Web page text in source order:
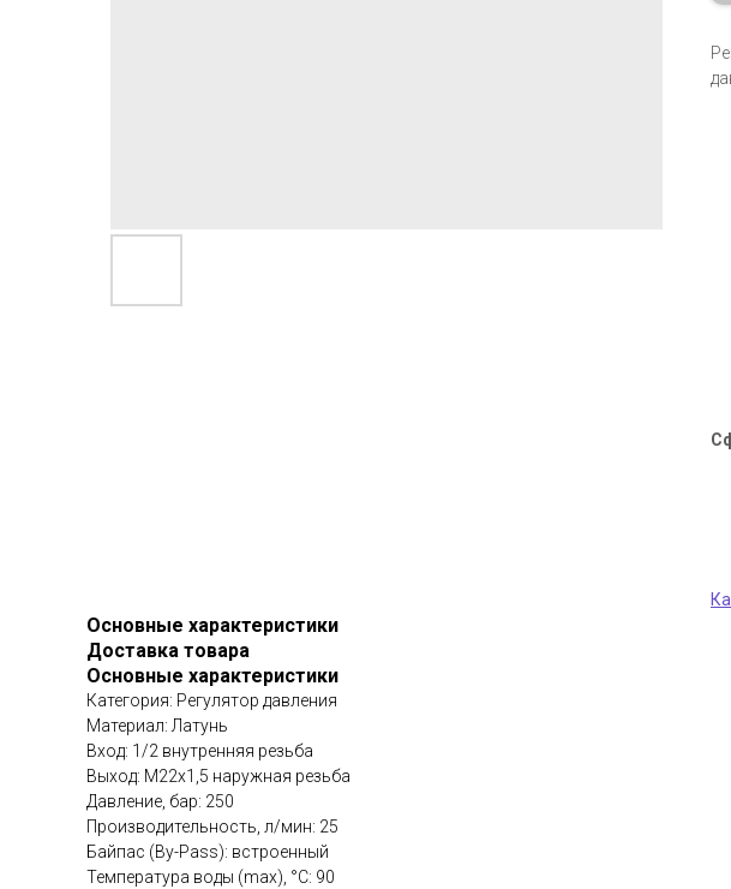
Основные характеристики
Доставка товара
Основные характеристики
Категория: Регулятор давления
Материал: Латунь
Вход: 1/2 внутренняя резьба
Выход: М22х1,5 наружная резьба
Давление, бар: 250
Производительность, л/мин: 25
Байпас (By-Pass): встроенный
Температура воды (max), °C: 90